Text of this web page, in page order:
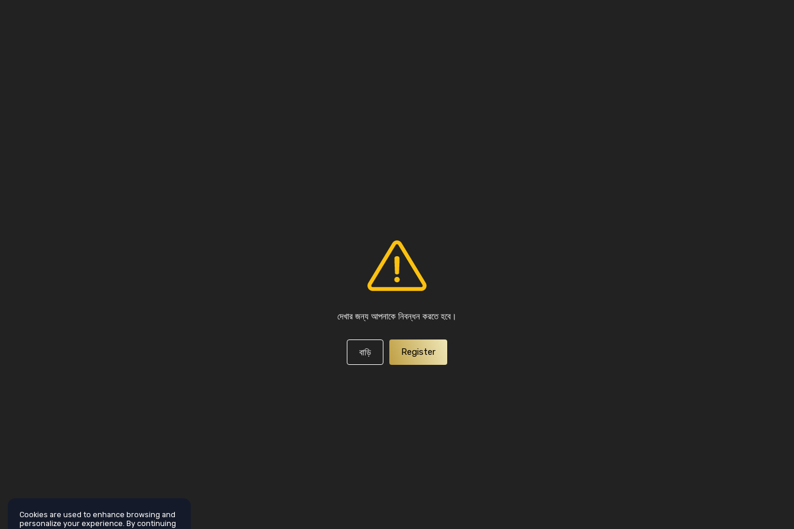
দেখার জন্য আপনাকে নিবন্ধন করতে হবে।
বাড়ি Register
Cookies are used to enhance browsing and
personalize your experience. By continuing